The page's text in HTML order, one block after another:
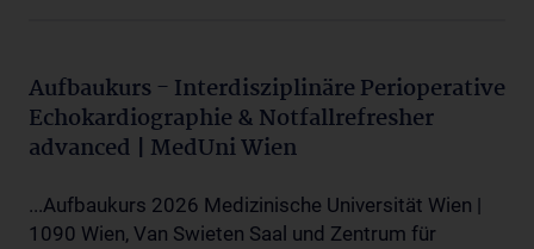
Aufbaukurs - Interdisziplinäre Perioperative
Echokardiographie & Notfallrefresher
advanced | MedUni Wien
...Aufbaukurs 2026 Medizinische Universität Wien |
1090 Wien, Van Swieten Saal und Zentrum für